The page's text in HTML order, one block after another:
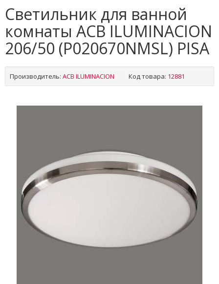
Светильник для ванной
комнаты ACB ILUMINACION
206/50 (P020670NMSL) PISA
Производитель: ACB ILUMINACION Код товара: 12881